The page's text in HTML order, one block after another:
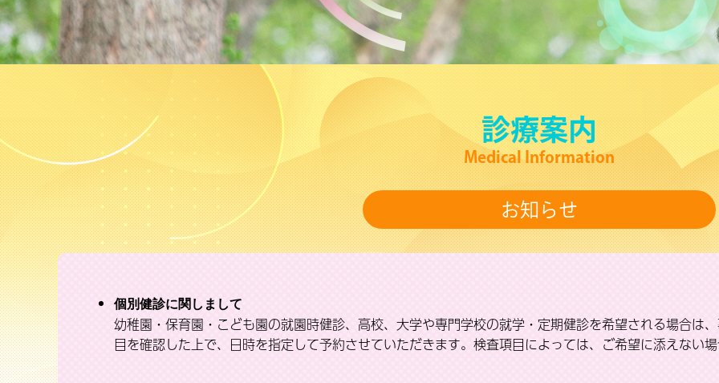
診療案内
Medical Information
お知らせ
個別健診に関しまして
幼稚園・保育園・こども園の就園時健診、高校、大学や専門学校の就学・定期健診を希望される場合は
目を確認した上で、日時を指定して予約させていただきます。検査項目によっては、ご希望に添えない